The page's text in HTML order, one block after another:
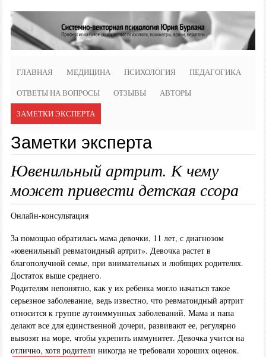
ГЛАВНАЯ МЕДИЦИНА ПСИХОЛОГИЯ ПЕДАГОГИКА
ОТВЕТЫ НА ВОПРОСЫ ОТЗЫВЫ АВТОРЫ
ЗАМЕТКИ ЭКСПЕРТА
Заметки эксперта
Ювенильный артрит. К чему
может привести детская ссора
Онлайн-консультация
За помощью обратилась мама девочки, 11 лет, с диагнозом
«ювенильный ревматоидный артрит». Девочка растет в
благополучной семье, при внимательных и любящих родителях.
Достаток выше среднего.
Родителям непонятно, как у их ребенка могло начаться такое
серьезное заболевание, ведь известно, что ревматоидный артрит
относится к группе аутоиммунных заболеваний. Мама и папа
делают все для единственной дочери, развивают ее, регулярно
вывозят на море, чтобы укрепить иммунитет. Девочка учится на
отлично, хотя родители никогда не требовали хороших оценок.